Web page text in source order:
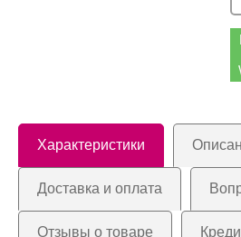
Характеристики
Доставка и оплата
Отзывы о товаре